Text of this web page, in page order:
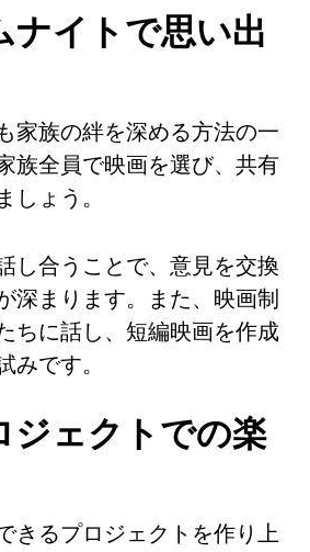
ナイトで思い出
家族の絆を深める方法の一
族全員で映画を選び、共有
しょう。
し合うことで、意見を交換
深まります。また、映画制
ちに話し、短編映画を作成
みです。
ジェクトでの楽
きるプロジェクトを作り上